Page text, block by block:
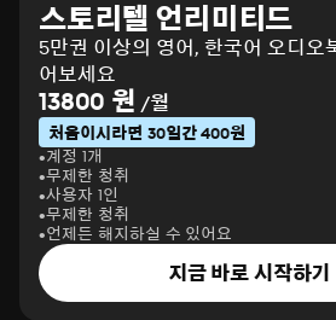
스토리텔 언리미티드
5만권 이상의 영어, 한국어 오디오
어보세요
13800 원 /월
처음이시라면 30일간 400원
계정 1개
무제한 청취
사용자 1인
무제한 청취
언제든 해지하실 수 있어요
지금 바로 시작하기